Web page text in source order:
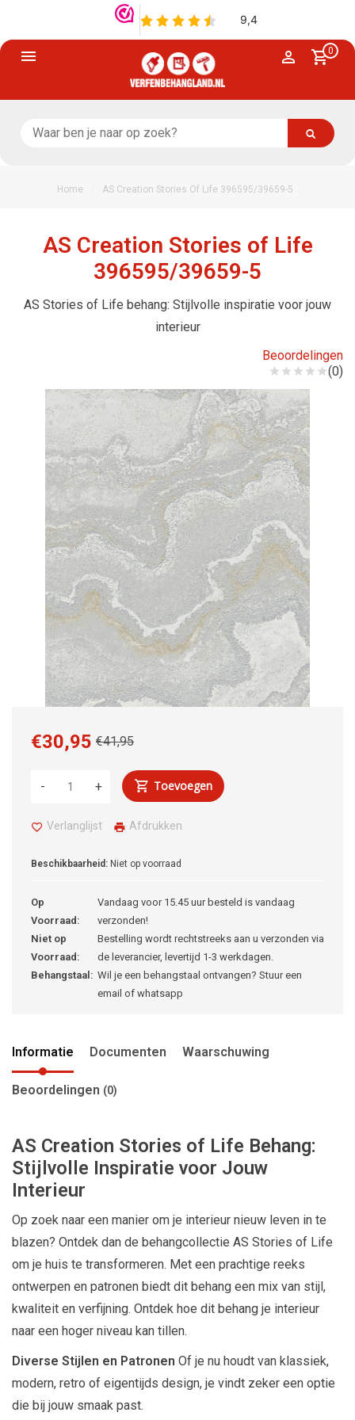
0
Home AS Creation Stories Of Life 396595/39659-5
AS Creation Stories of Life
396595/39659-5
AS Stories of Life behang: Stijlvolle inspiratie voor jouw
interieur
Beoordelingen
(0)
€41,95
€30,95
+
- Toevoegen
Verlanglijst Afdrukken
Beschikbaarheid: Niet op voorraad
Op
Voorraad:
Vandaag voor 15.45 uur besteld is vandaag
verzonden!
Niet op
Voorraad:
Bestelling wordt rechtstreeks aan u verzonden via
de leverancier, levertijd 1-3 werkdagen.
Behangstaal: Wil je een behangstaal ontvangen? Stuur een
email of whatsapp
Informatie Documenten Waarschuwing
Beoordelingen (0)
AS Creation Stories of Life Behang:
Stijlvolle Inspiratie voor Jouw
Interieur
Op zoek naar een manier om je interieur nieuw leven in te
blazen? Ontdek dan de behangcollectie AS Stories of Life
om je huis te transformeren. Met een prachtige reeks
ontwerpen en patronen biedt dit behang een mix van stijl,
kwaliteit en verfijning. Ontdek hoe dit behang je interieur
naar een hoger niveau kan tillen.
Diverse Stijlen en Patronen Of je nu houdt van klassiek,
modern, retro of eigentijds design, je vindt zeker een optie
die bij jouw smaak past.